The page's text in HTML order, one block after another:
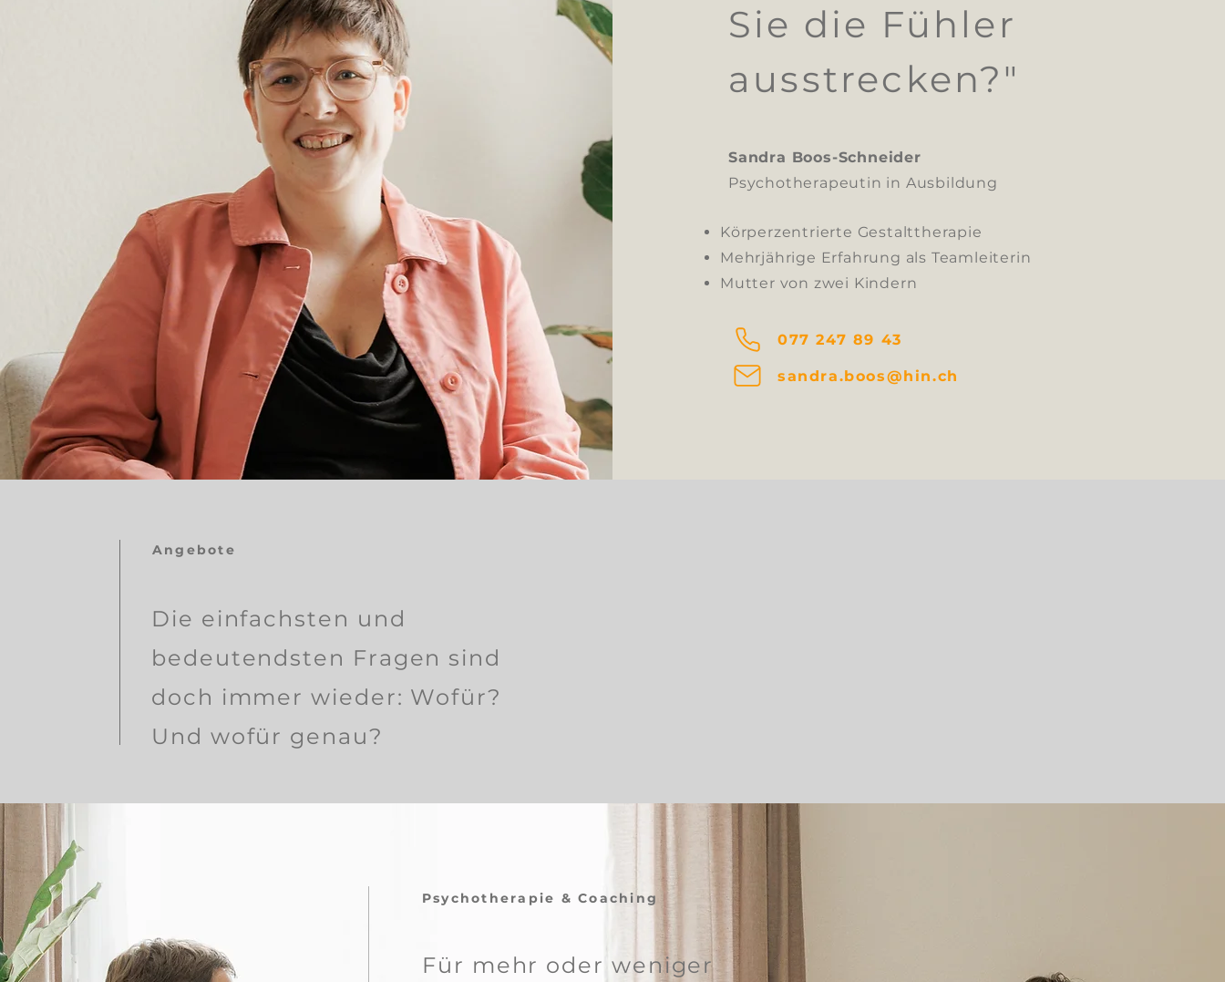
Sie die Fühler
ausstrecken?"
Sandra Boos-Schneider
Psychotherapeutin in Ausbildung
Körperzentrierte Gestalttherapie
Mehrjährige Erfahrung als Teamleiterin
Mutter von zwei Kindern
077 247 89 43
sandra.boos@hin.ch
Angebote
Die einfachsten und
bedeutendsten Fragen sind
doch immer wieder: Wofür?
Und wofür genau?
Psychotherapie & Coaching
Für mehr oder weniger